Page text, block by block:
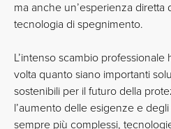
ma anche un’esperienza diretta
tecnologia di spegnimento.
L’intenso scambio
volta quanto siano importanti
sostenibili per il futuro della
l’aumento delle esigenze e
sempre più complessi,